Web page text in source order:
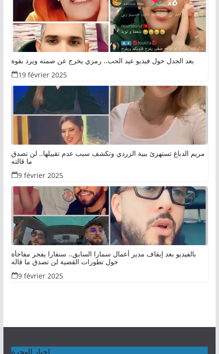
بعد الجدل حول فيديو عيد الحب.. رمزي يخرج عن صمته ويرد بقوة
19 février 2025
مريم الدباغ تستهزئ ببية الزردي وتكشف سبب عدم تقبيلها.. لن تصدق
ما قالته
9 février 2025
بالفيديو بعد إيقاف مدير أعمال سمارا السابق.. سنفارا يفجر مفاجأة
حول تطورات القضية لن تصدق ما قاله
9 février 2025
اخبار الهجرة